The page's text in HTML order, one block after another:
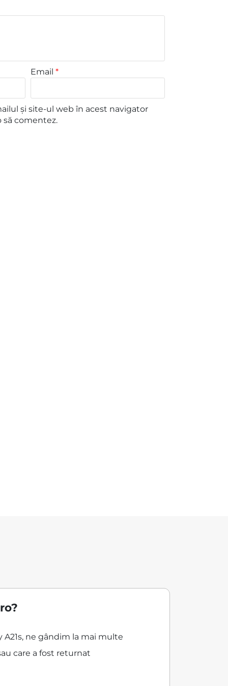
Email*
și site-ul web în acest navigator
comentez.
ne gândim la mai multe
care a fost returnat